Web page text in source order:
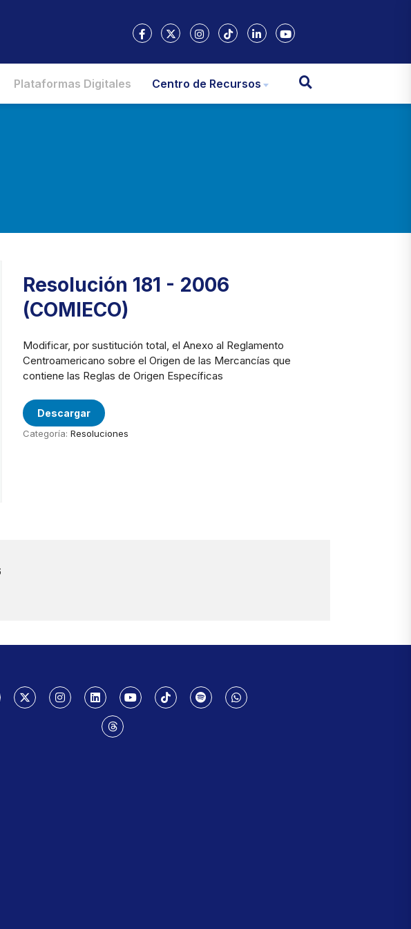
Plataformas Digitales Centro de Recursos
Resolución 181 - 2006
(COMIECO)
Modificar, por sustitución total, el Anexo al Reglamento
Centroamericano sobre el Origen de las Mercancías que
contiene las Reglas de Origen Específicas
Descargar
Categoría: Resoluciones